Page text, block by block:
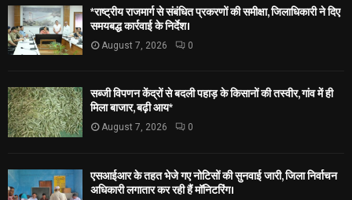
*राष्ट्रीय राजमार्ग से संबंधित प्रकरणों की समीक्षा, जिलाधिकारी ने दिए
समयबद्ध कार्रवाई के निर्देश।
August 7, 2026 0
सब्जी विपणन केंद्रों से बदली पहाड़ के किसानों की तस्वीर, गांव में ही
मिला बाजार, बढ़ी आय*
August 7, 2026 0
एसआईआर के तहत भेजे गए नोटिसों की सुनवाई जारी, जिला निर्वाचन
अधिकारी लगातार कर रही हैं मॉनिटरिंग।